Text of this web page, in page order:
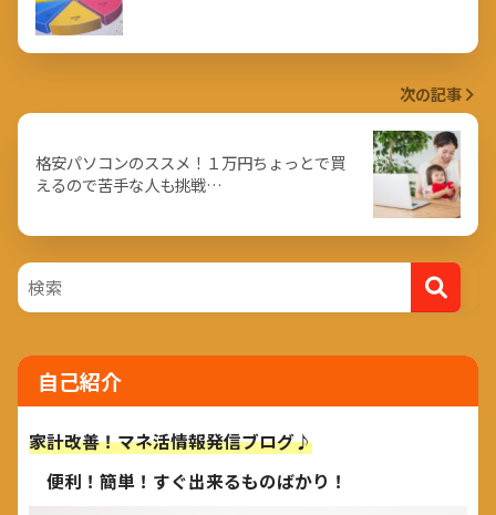
次の記事
格安パソコンのススメ！１万円ちょっとで買
えるので苦手な人も挑戦…
自己紹介
家計改善！マネ活情報発信ブログ♪
便利！簡単！すぐ出来るものばかり！